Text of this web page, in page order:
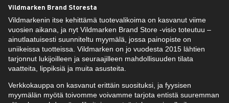
Vildmarken Brand Storesta
Vildmarkenin itse kehittämä tuotevalikoima on kasvanut viime
vuosien aikana, ja nyt Vildmarken Brand Store -visio toteutuu –
ainutlaatuisesti suunniteltu myymälä, jossa painopiste on
uniikeissa tuotteissa. Vildmarken on jo vuodesta 2015 lähtien
tarjonnut lukijoilleen ja seuraajilleen mahdollisuuden tilata
vaatteita, lippiksiä ja muita asusteita.
Verkkokauppa on kasvanut erittäin suosituksi, ja fyysisen
myymälän myötä toivomme voivamme tarjota entistä suuremman